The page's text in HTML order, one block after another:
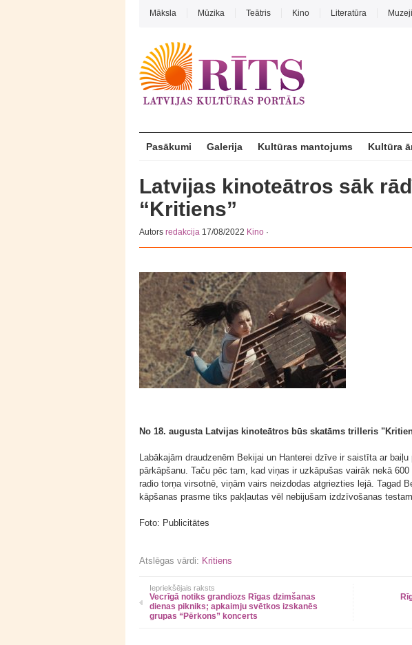
Māksla Mūzika Teātris Kino Literatūra Muzeji
Pasākumi Galerija Kultūras mantojums Kultūra
Latvijas kinoteātros sāk
“Kritiens”
Autors redakcija 17/08/2022 Kino ·
No 18. augusta Latvijas kinoteātros būs skatāms trilleris
Labākajām draudzenēm Bekijai un Hanterei dzīve ir saistīta ar
pārkāpšanu. Taču pēc tam, kad viņas ir uzkāpušas vairāk nekā
radio torņa virsotnē, viņām vairs neizdodas atgriezties lejā. Tagad
kāpšanas prasme tiks pakļautas vēl nebijušam izdzīvošanas
Foto: Publicitātes
Atslēgas vārdi: Kritiens
Iepriekšējais raksts
Vecrīgā notiks grandiozs Rīgas dzimšanas
dienas pikniks; apkaimju svētkos izskanēs
grupas “Pērkons” koncerts